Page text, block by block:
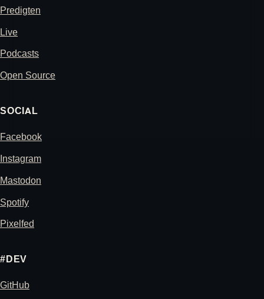
Predigten
Live
Podcasts
Open Source
SOCIAL
Facebook
Instagram
Mastodon
Spotify
Pixelfed
#DEV
GitHub